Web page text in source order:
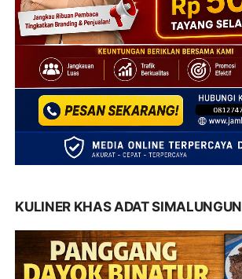
KULINER KHAS ADAT SIMALUNGUN